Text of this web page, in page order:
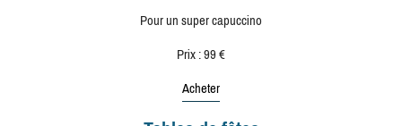
Pour un super capuccino
Prix : 99 €
Acheter